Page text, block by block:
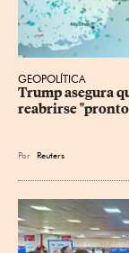
GEOPOLÍTICA
Trump asegura
reabrirse
Por Reuters